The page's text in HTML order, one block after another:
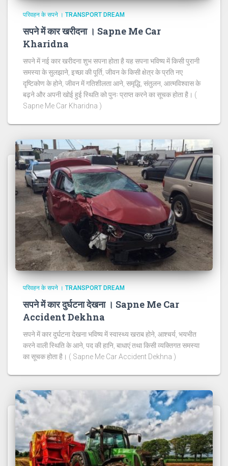
परिवहन के सपने । TRANSPORT DREAM
सपने में कार खरीदना । Sapne Me Car
Kharidna
सपने में नई कार खरीदना शुभ सपना होता है यह सपना भविष्य में किसी पुरानी
समस्या के सुलझाने, इच्छा की पूर्ति, जीवन के किसी क्षेत्र के प्रति नए
दृष्टिकोण के होने, जीवन में गतिशीलता आने, समृद्धि, संतुलन, आत्मविश्वास के
बढ़ने और अपनी खोई हुई स्थिति को पुनः प्राप्त करने का सूचक होता है। (
Sapne Me Car Kharidna )
परिवहन के सपने । TRANSPORT DREAM
सपने में कार दुर्घटना देखना । Sapne Me Car
Accident Dekhna
सपने में कार दुर्घटना देखना भविष्य में स्वास्थ्य खराब होने, आश्चर्य, भयभीत
करने वाली स्थिति के आने, पद की हानि, बाधाएं तथा किसी व्यक्तिगत समस्या
का सूचक होता है। ( Sapne Me Car Accident Dekhna )